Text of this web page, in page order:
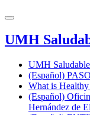
UMH
UMH Saludable
(Español)
What is
(Español)
Hernández de